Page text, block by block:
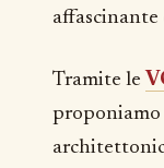
affascinante
Tramite le